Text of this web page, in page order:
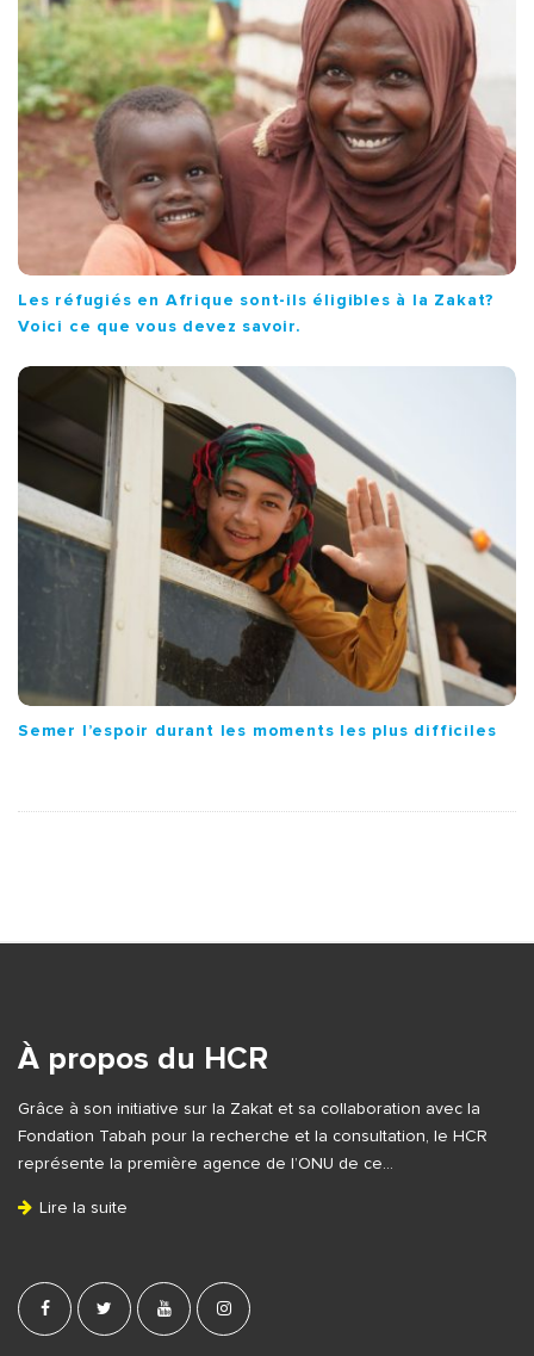
Les réfugiés en Afrique sont-ils éligibles à la Zakat?
Voici ce que vous devez savoir.
Semer l’espoir durant les moments les plus difficiles
À propos du HCR
Grâce à son initiative sur la Zakat et sa collaboration avec la
Fondation Tabah pour la recherche et la consultation, le HCR
représente la première agence de l’ONU de ce…
Lire la suite